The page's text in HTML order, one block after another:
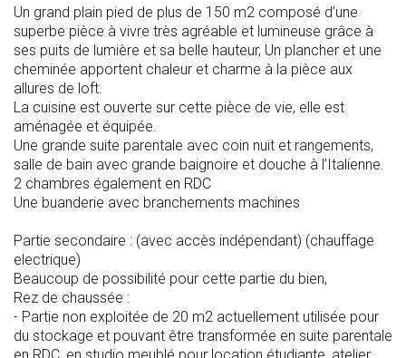
Un grand plain pied de plus de 150 m2 composé d’une
superbe pièce à vivre très agréable et lumineuse grâce à
ses puits de lumière et sa belle hauteur, Un plancher et une
cheminée apportent chaleur et charme à la pièce aux
allures de loft.
La cuisine est ouverte sur cette pièce de vie, elle est
aménagée et équipée.
Une grande suite parentale avec coin nuit et rangements,
salle de bain avec grande baignoire et douche à l’Italienne.
2 chambres également en RDC
Une buanderie avec branchements machines
Partie secondaire : (avec accès indépendant) (chauffage
electrique)
Beaucoup de possibilité pour cette partie du bien,
Rez de chaussée :
- Partie non exploitée de 20 m2 actuellement utilisée pour
du stockage et pouvant être transformée en suite parentale